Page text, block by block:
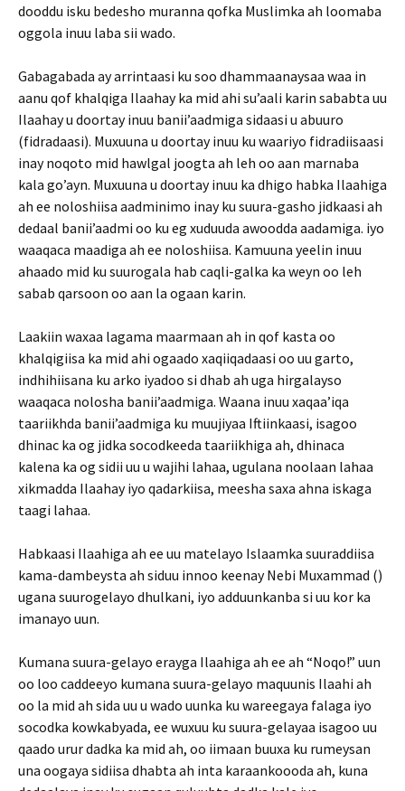
dooddu isku bedesho muranna qofka Muslimka ah loomaba
oggola inuu laba sii wado.
Gabagabada ay arrintaasi ku soo dhammaanaysaa waa in
aanu qof khalqiga Ilaahay ka mid ahi su’aali karin sababta uu
Ilaahay u doortay inuu banii’aadmiga sidaasi u abuuro
(fidradaasi). Muxuuna u doortay inuu ku waariyo fidradiisaasi
inay noqoto mid hawlgal joogta ah leh oo aan marnaba
kala go’ayn. Muxuuna u doortay inuu ka dhigo habka Ilaahiga
ah ee noloshiisa aadminimo inay ku suura-gasho jidkaasi ah
dedaal banii’aadmi oo ku eg xuduuda awoodda aadamiga. iyo
waaqaca maadiga ah ee noloshiisa. Kamuuna yeelin inuu
ahaado mid ku suurogala hab caqli-galka ka weyn oo leh
sabab qarsoon oo aan la ogaan karin.
Laakiin waxaa lagama maarmaan ah in qof kasta oo
khalqigiisa ka mid ahi ogaado xaqiiqadaasi oo uu garto,
indhihiisana ku arko iyadoo si dhab ah uga hirgalayso
waaqaca nolosha banii’aadmiga. Waana inuu xaqaa’iqa
taariikhda banii’aadmiga ku muujiyaa Iftiinkaasi, isagoo
dhinac ka og jidka socodkeeda taariikhiga ah, dhinaca
kalena ka og sidii uu u wajihi lahaa, ugulana noolaan lahaa
xikmadda Ilaahay iyo qadarkiisa, meesha saxa ahna iskaga
taagi lahaa.
Habkaasi Ilaahiga ah ee uu matelayo Islaamka suuraddiisa
kama-dambeysta ah siduu innoo keenay Nebi Muxammad ()
ugana suurogelayo dhulkani, iyo adduunkanba si uu kor ka
imanayo uun.
Kumana suura-gelayo erayga Ilaahiga ah ee ah “Noqo!” uun
oo loo caddeeyo kumana suura-gelayo maquunis Ilaahi ah
oo la mid ah sida uu u wado uunka ku wareegaya falaga iyo
socodka kowkabyada, ee wuxuu ku suura-gelayaa isagoo uu
qaado urur dadka ka mid ah, oo iimaan buuxa ku rumeysan
una oogaya sidiisa dhabta ah inta karaankoooda ah, kuna